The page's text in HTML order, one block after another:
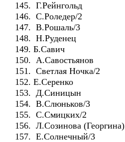
145. Г.Рейнгольд
146. С.Роледер/2
147. В.Рошаль/3
148. Н.Руденец
149. Б.Савич
150. А.Савостьянов
151. Светлая Ночка/2
152. Е.Серенко
153. Д.Синицын
154. В.Слюньков/3
155. С.Смицких/2
156. Л.Созинова (Георгина)
157. Е.Солнечный/3